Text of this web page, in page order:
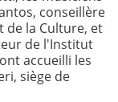
conseillère
la Culture, et
de l'Institut
accueilli les
siège de